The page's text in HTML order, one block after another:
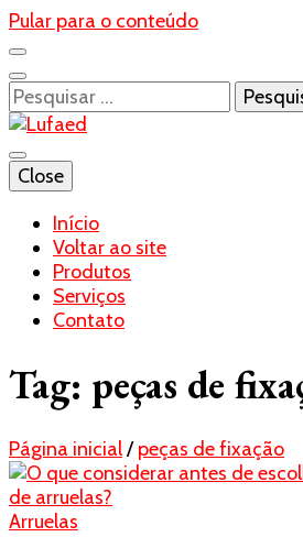
Pular para o conteúdo
Pesquisar
por:
Lufaed
Blog- Lufaed
Close
Início
Voltar ao site
Produtos
Serviços
Contato
Tag: peças de
Página inicial/ peças de fixação
Arruelas